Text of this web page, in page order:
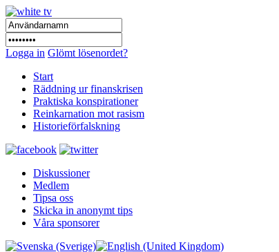
Logga in Glömt lösenordet?
Start
Räddning ur finanskrisen
Praktiska konspirationer
Reinkarnation mot rasism
Historieförfalskning
Diskussioner
Medlem
Tipsa oss
Skicka in anonymt tips
Våra sponsorer